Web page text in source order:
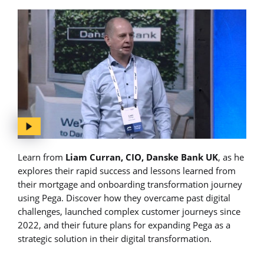
Learn from Liam Curran, CIO, Danske Bank UK, as he
explores their rapid success and lessons learned from
their mortgage and onboarding transformation journey
using Pega. Discover how they overcame past digital
challenges, launched complex customer journeys since
2022, and their future plans for expanding Pega as a
strategic solution in their digital transformation.